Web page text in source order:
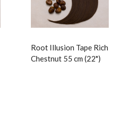
Root Illusion Tape Rich
Chestnut 55 cm (22")